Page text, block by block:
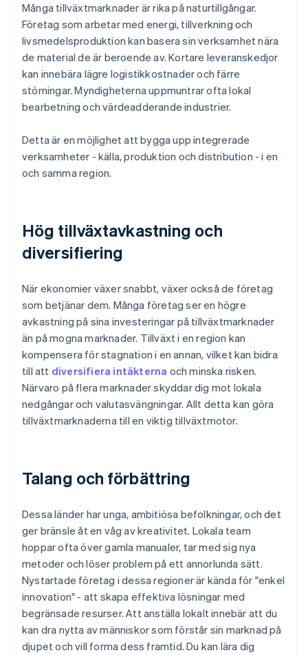
Många tillväxtmarknader är rika på naturtillgångar.
Företag som arbetar med energi, tillverkning och
livsmedelsproduktion kan basera sin verksamhet nära
de material de är beroende av. Kortare leveranskedjor
kan innebära lägre logistikkostnader och färre
störningar. Myndigheterna uppmuntrar ofta lokal
bearbetning och värdeadderande industrier.
Detta är en möjlighet att bygga upp integrerade
verksamheter - källa, produktion och distribution - i en
och samma region.
Hög tillväxtavkastning och
diversifiering
När ekonomier växer snabbt, växer också de företag
som betjänar dem. Många företag ser en högre
avkastning på sina investeringar på tillväxtmarknader
än på mogna marknader. Tillväxt i en region kan
kompensera för stagnation i en annan, vilket kan bidra
till att diversifiera intäkterna och minska risken.
Närvaro på flera marknader skyddar dig mot lokala
nedgångar och valutasvängningar. Allt detta kan göra
tillväxtmarknaderna till en viktig tillväxtmotor.
Talang och förbättring
Dessa länder har unga, ambitiösa befolkningar, och det
ger bränsle åt en våg av kreativitet. Lokala team
hoppar ofta över gamla manualer, tar med sig nya
metoder och löser problem på ett annorlunda sätt.
Nystartade företag i dessa regioner är kända för "enkel
innovation" - att skapa effektiva lösningar med
begränsade resurser. Att anställa lokalt innebär att du
kan dra nytta av människor som förstår sin marknad på
djupet och vill forma dess framtid. Du kan lära dig